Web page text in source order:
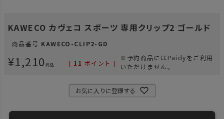
KAWECO カヴェコ スポーツ 専用クリップ2 ゴールド
商品番号 KAWECO-CLIP2-GD
¥1,210 税込 [ 11 ポイント ]
※予約商品にはPaidyをご利用
いただけません。
お気に入りに登録する